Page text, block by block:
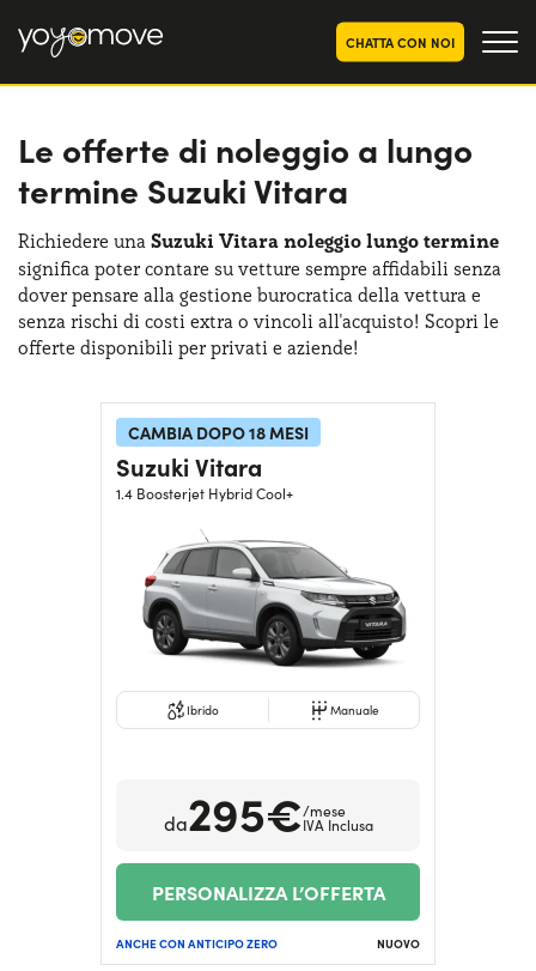
CHATTA CON NOI
OFFERTE NOLEGGIO
LUNGO TERMINE
Privati
Aziende e P.IVA
OFFERTE NOLEGGIO
CHI SIAMO
La nostra storia
Lavora con noi
COME FUNZIONA
SCEGLI UN PAESE
Serve assistenza?
Le offerte di noleggio a lungo
termine Suzuki Vitara
Richiedere una Suzuki Vitara noleggio lungo termine
significa poter contare su vetture sempre affidabili senza
dover pensare alla gestione burocratica della vettura e
senza rischi di costi extra o vincoli all'acquisto! Scopri le
offerte disponibili per privati e aziende!
CAMBIA DOPO 18 MESI
Suzuki Vitara
1.4 Boosterjet Hybrid Cool+
Ibrido Manuale
da295€/mese
IVA Inclusa
PERSONALIZZA L’OFFERTA
ANCHE CON ANTICIPO ZERO NUOVO